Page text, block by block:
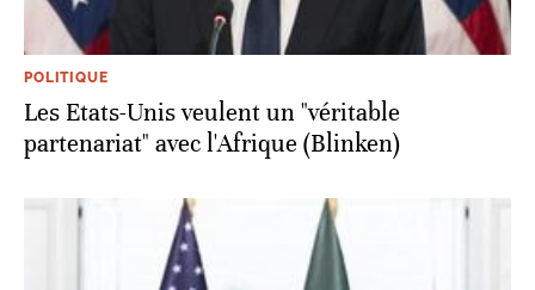
POLITIQUE
Les Etats-Unis veulent un "véritable
partenariat" avec l'Afrique (Blinken)